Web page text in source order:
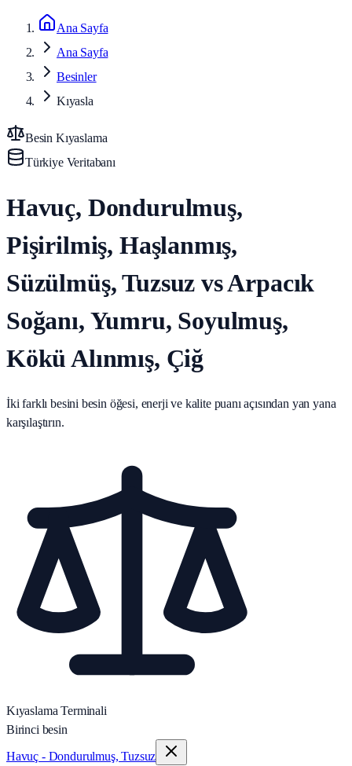
Ana Sayfa
Ana Sayfa
Besinler
Kıyasla
Besin Kıyaslama
Türkiye Veritabanı
Havuç, Dondurulmuş,
Pişirilmiş, Haşlanmış,
Süzülmüş, Tuzsuz vs Arpacık
Soğanı, Yumru, Soyulmuş,
Kökü Alınmış, Çiğ
İki farklı besini besin öğesi, enerji ve kalite puanı açısından yan yana
karşılaştırın.
Kıyaslama Terminali
Birinci besin
Havuç - Dondurulmuş, Tuzsuz